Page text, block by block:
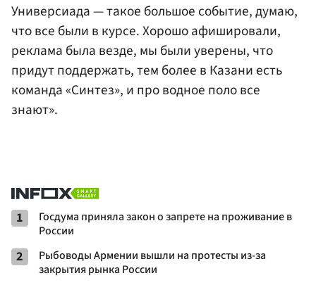
Универсиада — такое большое событие, думаю,
что все были в курсе. Хорошо афишировали,
реклама была везде, мы были уверены, что
придут поддержать, тем более в Казани есть
команда «Синтез», и про водное поло все
знают».
1
Госдума приняла закон о запрете на проживание в
России
2
Рыбоводы Армении вышли на протесты из-за
закрытия рынка России